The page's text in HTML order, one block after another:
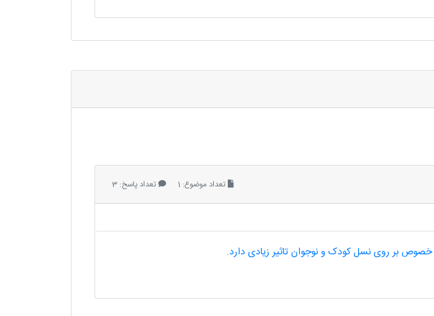
تعداد موضوع: 1 تعداد پاسخ: 3
خصوص بر روی نسل کودک و نوجوان تاثیر زیادی دارد.